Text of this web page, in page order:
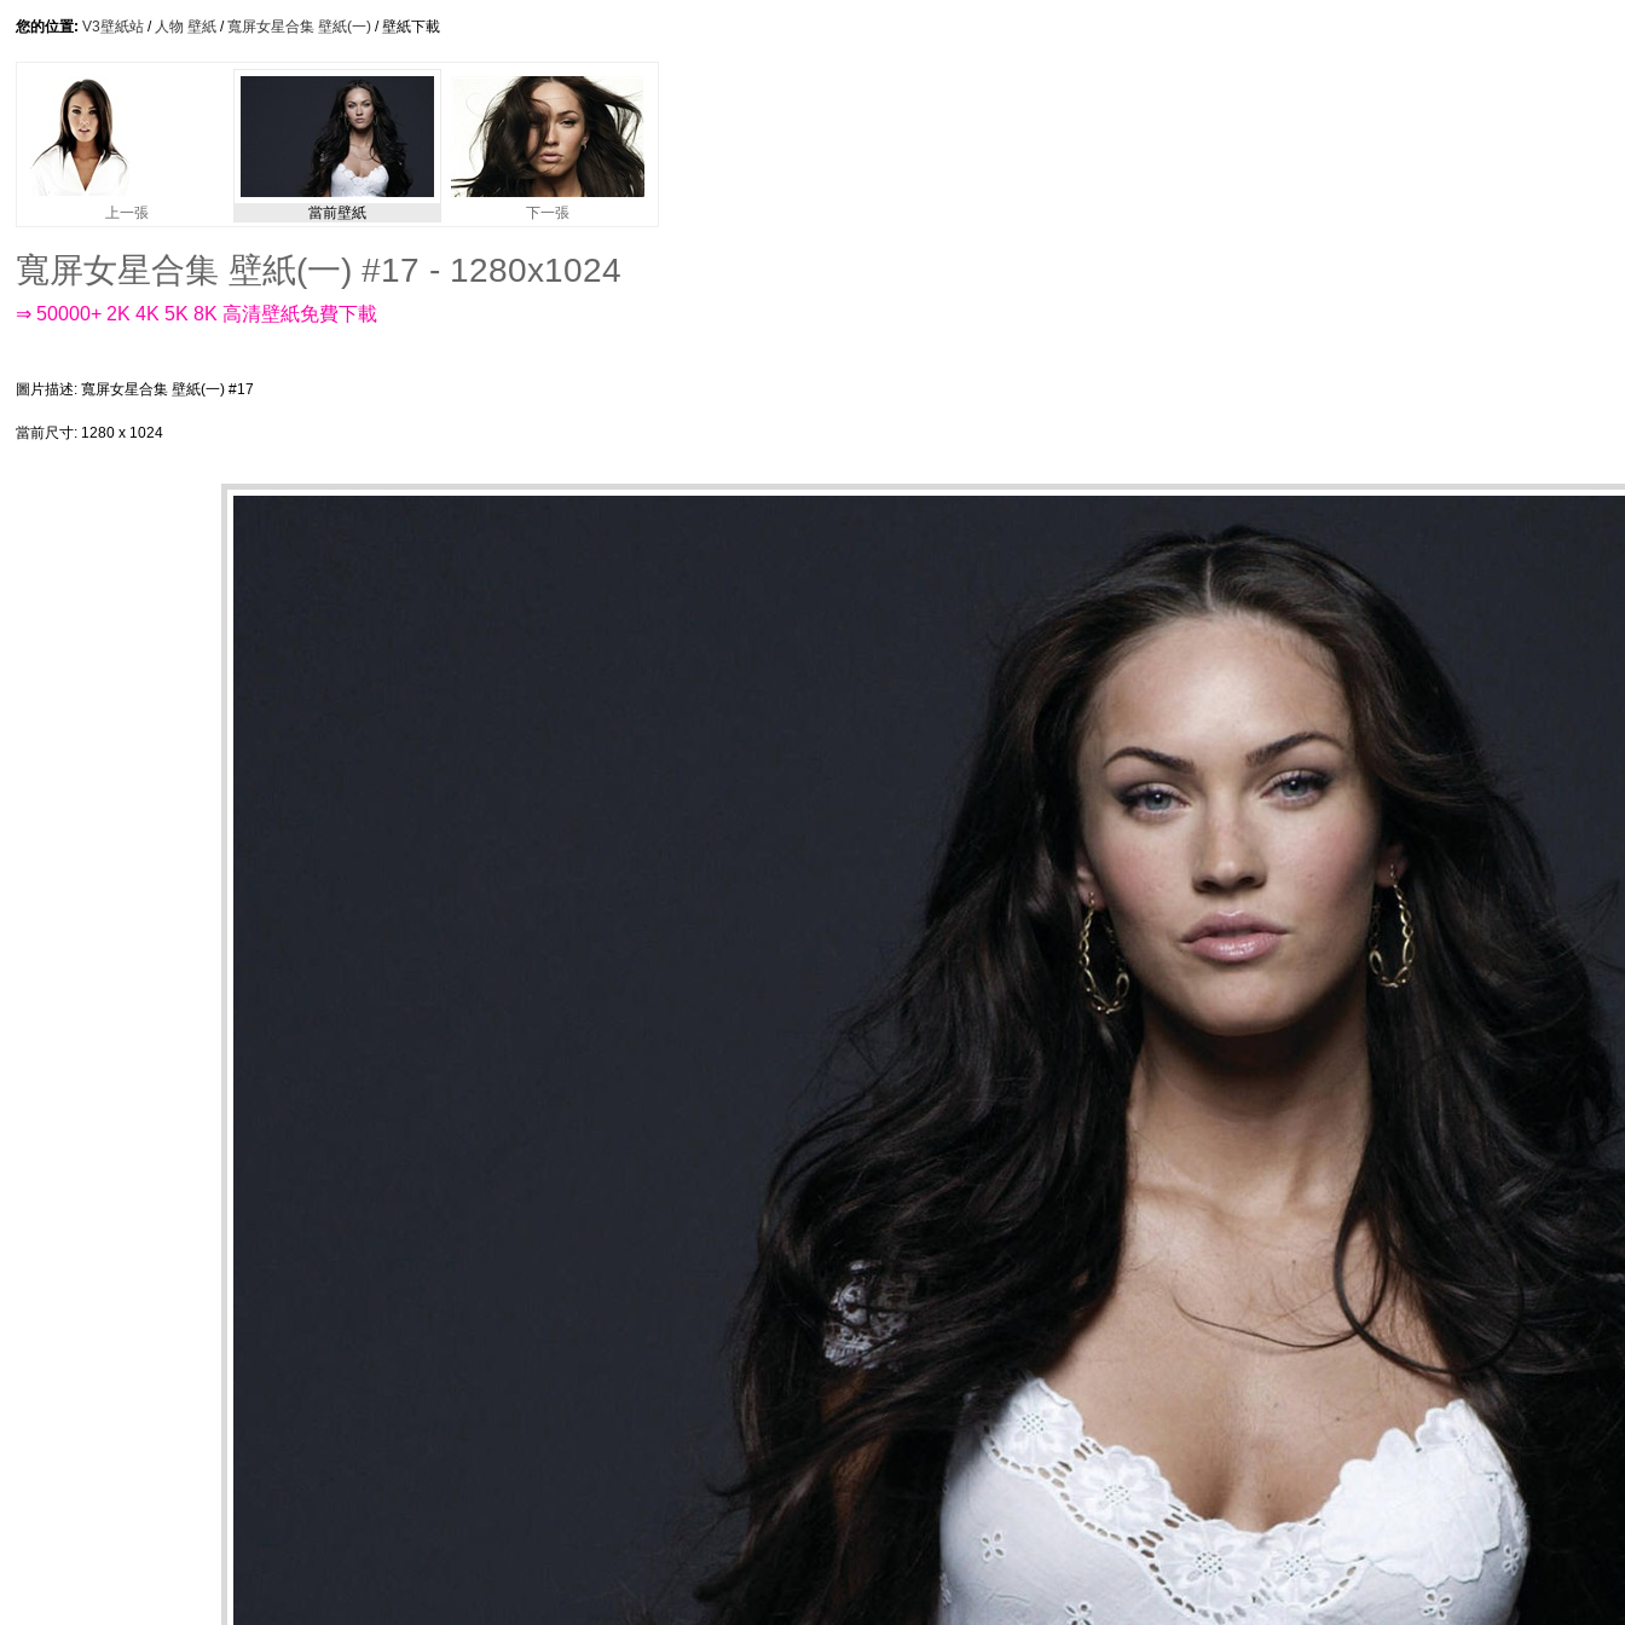
您的位置: V3壁紙站 / 人物 壁紙 /寬屏女星合集 壁紙(一) / 壁紙下載
上一張 當前壁紙 下一張
寬屏女星合集 壁紙(一) #17 - 1280x1024
⇒ 50000+ 2K 4K 5K 8K 高清壁紙免費下載
圖片描述: 寬屏女星合集 壁紙(一) #17
當前尺寸: 1280 x 1024